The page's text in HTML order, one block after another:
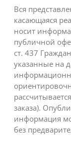
Вся
касающаяся
носит
публичной
ст. 437
указанные на
заказа).
информация
без